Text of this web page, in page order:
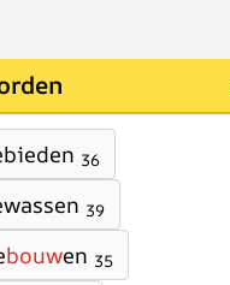
36
39
bouwen 35